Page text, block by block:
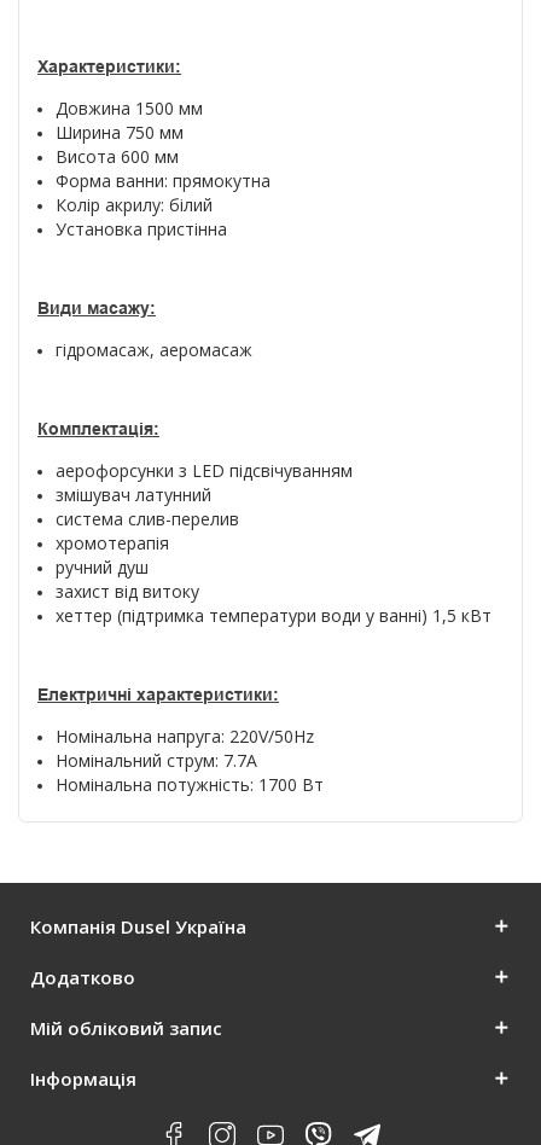
Характеристики:
Довжина 1500 мм
Ширина 750 мм
Висота 600 мм
Форма ванни: прямокутна
Колір акрилу: білий
Установка пристінна
Види масажу:
гідромасаж, аеромасаж
Комплектація:
аерофорсунки з LED підсвічуванням
змішувач латунний
система слив-перелив
хромотерапія
ручний душ
захист від витоку
хеттер (підтримка температури води у ванні) 1,5 кВт
Електричні характеристики:
Номінальна напруга: 220V/50Hz
Номінальний струм: 7.7A
Номінальна потужність: 1700 Вт
Компанія Dusel Україна
Додатково
Мій обліковий запис
Інформація